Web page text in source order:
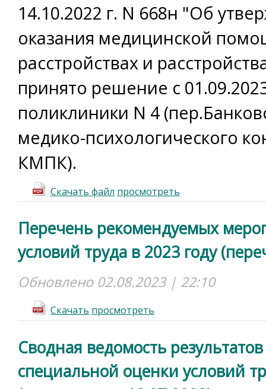
14.10.2022 г. N 668н "Об
оказания медицинской
расстройствах и
принято решение с
поликлиники N 4
медико-психологического
КМПК).
Скачать файл просмотреть
Перечень рекомендуемых
условий труда в 2023 году
Обновлено 02.08.2023 | 22:10
Cкачать просмотреть
Сводная ведомость
специальной оценки условий